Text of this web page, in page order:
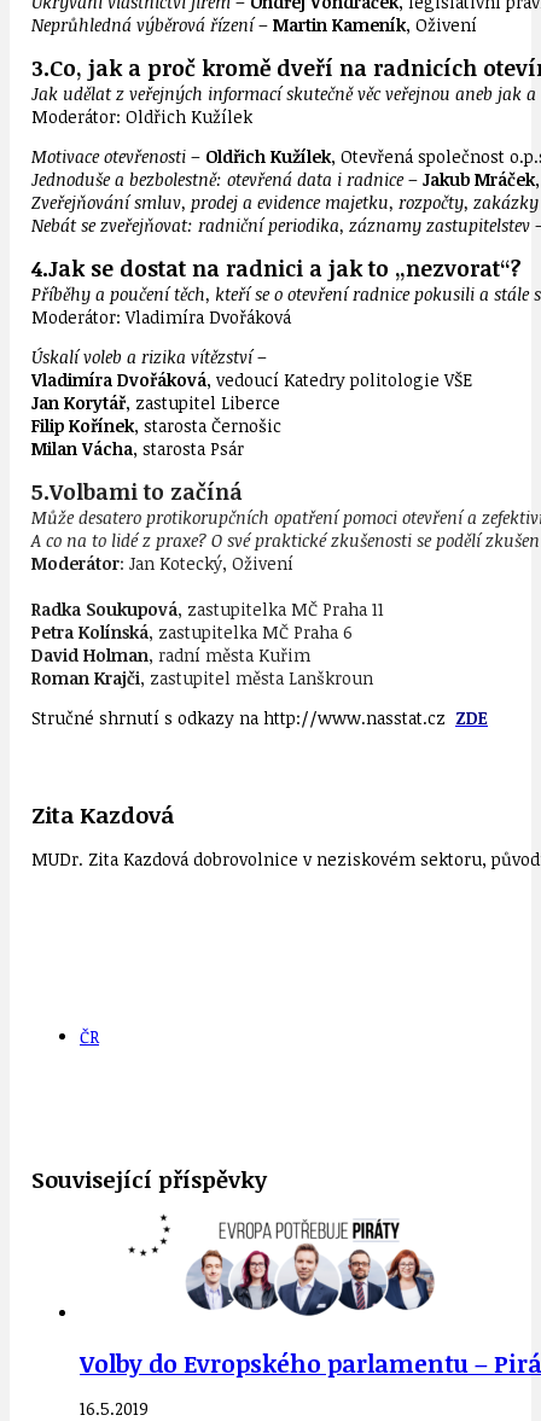
Neprůhledná výběrová řízení– Martin Kameník, Oživení
3.Co, jak a proč kromě dveří na radnicích
Jak udělat z veřejných informací skutečně věc veřejnou aneb jak
Moderátor: Oldřich Kužílek
Motivace otevřenosti – Oldřich Kužílek, Otevřená společnost
Jednoduše a bezbolestně: otevřená data i radnice– Jakub Mráček
Zveřejňování smluv, prodej a evidence majetku, rozpočty, zakázky
Nebát se zveřejňovat: radniční periodika, záznamy zastupitelstev
4.Jak se dostat na radnici a jak to „nezvorat“?
Příběhy a poučení těch, kteří se o otevření radnice pokusili a stále
Moderátor: Vladimíra Dvořáková
Úskalí voleb a rizika vítězství–
Vladimíra Dvořáková, vedoucí Katedry politologie VŠE
Jan Korytář, zastupitel Liberce
Filip Kořínek, starosta Černošic
Milan Vácha, starosta Psár
5.Volbami to začíná
Může desatero protikorupčních opatření pomoci otevření a
A co na to lidé z praxe? O své praktické zkušenosti se podělí
Moderátor: Jan Kotecký, Oživení
Radka Soukupová, zastupitelka MČ Praha 11
Petra Kolínská, zastupitelka MČ Praha 6
David Holman, radní města Kuřim
Roman Krajči, zastupitel města Lanškroun
Stručné shrnutí s odkazy na http://www.nasstat.cz ZDE
Zita Kazdová
MUDr. Zita Kazdová dobrovolnice v neziskovém sektoru,
ČR
Související příspěvky
Volby do Evropského parlamentu –
16.5.2019